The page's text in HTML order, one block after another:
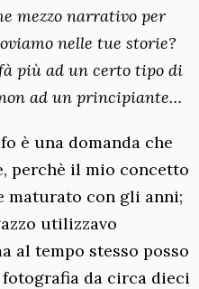
mezzo narrativo per
nelle tue storie?
più ad un certo tipo di
ad un principiante…
è una domanda che
perchè il mio concetto
maturato con gli anni;
utilizzavo
al tempo stesso posso
da circa dieci